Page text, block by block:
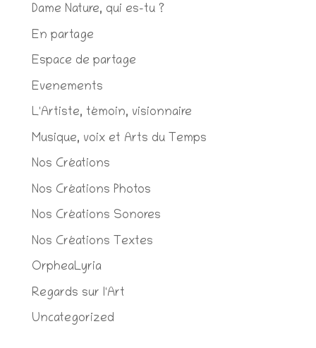
Dame Nature, qui es-tu ?
En partage
Espace de partage
Evenements
L'Artiste, témoin, visionnaire
Musique, voix et Arts du Temps
Nos Créations
Nos Créations Photos
Nos Créations Sonores
Nos Créations Textes
OrpheaLyria
Regards sur l'Art
Uncategorized